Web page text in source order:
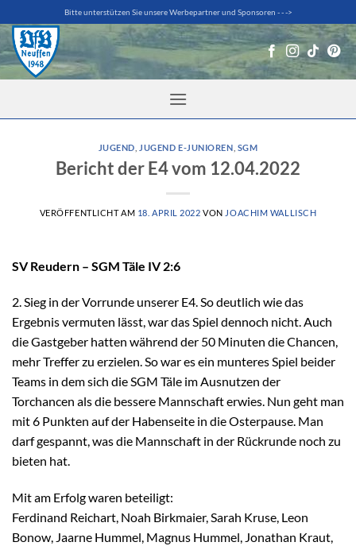
Inhalt
springen
Bitte unterstützen Sie unsere Werbepartner und Sponsoren - - ->
JUGEND JUGEND E-JUNIOREN SGM
Bericht der E4 vom 12.04.2022
VERÖFFENTLICHT AM 18. APRIL 2022 VON JOACHIM WALLISCH
SV Reudern – SGM Täle IV 2:6
2. Sieg in der Vorrunde unserer E4. So deutlich wie das
Ergebnis vermuten lässt, war das Spiel dennoch nicht. Auch
die Gastgeber hatten während der 50 Minuten die Chancen,
mehr Treffer zu erzielen. So war es ein munteres Spiel beider
Teams in dem sich die SGM Täle im Ausnutzen der
Torchancen als die bessere Mannschaft erwies. Nun geht man
mit 6 Punkten auf der Habenseite in die Osterpause. Man
darf gespannt, was die Mannschaft in der Rückrunde noch zu
bieten hat.
Mit am Erfolg waren beteiligt:
Ferdinand Reichart, Noah Birkmaier, Sarah Kruse, Leon
Bonow, Jaarne Hummel, Magnus Hummel, Jonathan Kraut,